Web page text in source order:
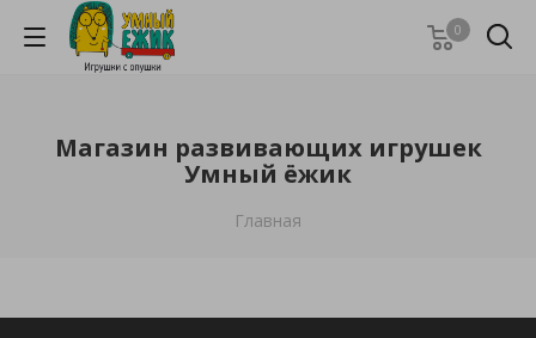
0
Магазин развивающих игрушек
Умный ёжик
Главная